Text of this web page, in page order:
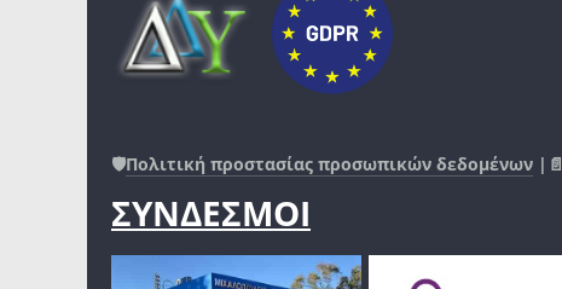
🛡️Πολιτική προστασίας προσωπικών δεδομένων |📄
ΣΥΝΔΕΣΜΟΙ